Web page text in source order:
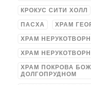
КРОКУС СИТИ ХОЛЛ
ПАСХА ХРАМ
ХРАМ
ХРАМ
ХРАМ ПОКРОВА
ДОЛГОПРУДНОМ